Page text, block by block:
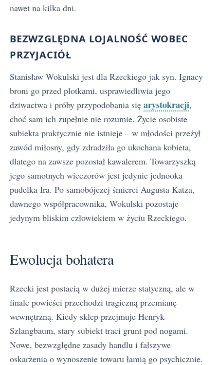
nawet na kilka dni.
BEZWZGLĘDNA LOJALNOŚĆ WOBEC
PRZYJACIÓŁ
Stanisław Wokulski jest dla Rzeckiego jak syn. Ignacy
broni go przed plotkami, usprawiedliwia jego
dziwactwa i próby przypodobania się arystokracji,
choć sam ich zupełnie nie rozumie. Życie osobiste
subiekta praktycznie nie istnieje – w młodości przeżył
zawód miłosny, gdy zdradziła go ukochana kobieta,
dlatego na zawsze pozostał kawalerem. Towarzyszką
jego samotnych wieczorów jest jedynie jednooka
pudelka Ira. Po samobójczej śmierci Augusta Katza,
dawnego współpracownika, Wokulski pozostaje
jedynym bliskim człowiekiem w życiu Rzeckiego.
Ewolucja bohatera
Rzecki jest postacią w dużej mierze statyczną, ale w
finale powieści przechodzi tragiczną przemianę
wewnętrzną. Kiedy sklep przejmuje Henryk
Szlangbaum, stary subiekt traci grunt pod nogami.
Nowe, bezwzględne zasady handlu i fałszywe
oskarżenia o wynoszenie towaru łamią go psychicznie.